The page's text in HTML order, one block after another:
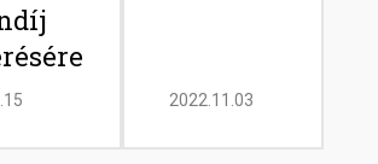
2022.11.03